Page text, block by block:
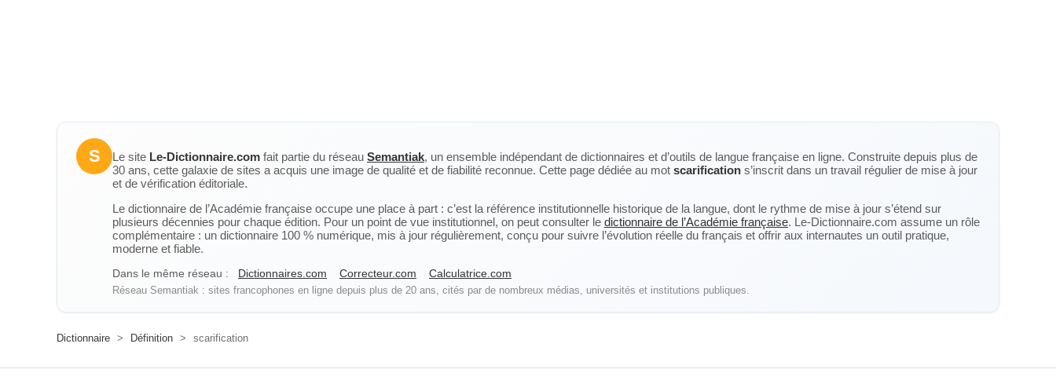
S Le site Le-Dictionnaire.com fait partie du réseau Semantiak, un ensemble indépendant de dictionnaires et d’outils de langue française en ligne. Construite depuis plus de
30 ans, cette galaxie de sites a acquis une image de qualité et de fiabilité reconnue. Cette page dédiée au mot scarification s’inscrit dans un travail régulier de mise à jour
et de vérification éditoriale.
Le dictionnaire de l’Académie française occupe une place à part : c’est la référence institutionnelle historique de la langue, dont le rythme de mise à jour s’étend sur
plusieurs décennies pour chaque édition. Pour un point de vue institutionnel, on peut consulter le dictionnaire de l’Académie française. Le-Dictionnaire.com assume un rôle
complémentaire : un dictionnaire 100 % numérique, mis à jour régulièrement, conçu pour suivre l’évolution réelle du français et offrir aux internautes un outil pratique,
moderne et fiable.
Dans le même réseau : Dictionnaires.com Correcteur.com Calculatrice.com
Réseau Semantiak : sites francophones en ligne depuis plus de 20 ans, cités par de nombreux médias, universités et institutions publiques.
Dictionnaire > Définition > scarification